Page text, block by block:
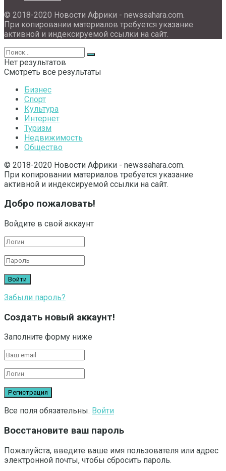
© 2018-2020 Новости Африки - newssahara.com.
При копировании материалов требуется указание
активной и индексируемой ссылки на сайт.
Нет результатов
Смотреть все результаты
Бизнес
Спорт
Культура
Интернет
Туризм
Недвижимость
Общество
© 2018-2020 Новости Африки - newssahara.com.
При копировании материалов требуется указание
активной и индексируемой ссылки на сайт.
Добро пожаловать!
Войдите в свой аккаунт
Забыли пароль?
Создать новый аккаунт!
Заполните форму ниже
Все поля обязательны. Войти
Восстановите ваш пароль
Пожалуйста, введите ваше имя пользователя или адрес
электронной почты, чтобы сбросить пароль.